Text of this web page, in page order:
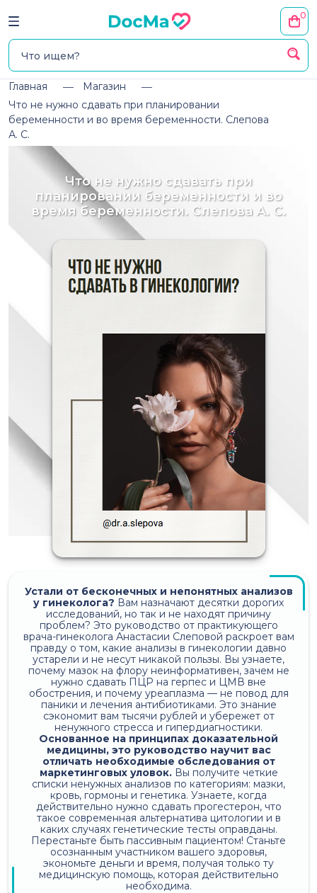
0
Главная
Магазин
Что не нужно сдавать при планировании
беременности и во время беременности. Слепова
А. С.
Что не нужно сдавать при
планировании беременности и во
время беременности. Слепова А. С.
Устали от бесконечных и непонятных анализов
у гинеколога? Вам назначают десятки дорогих
исследований, но так и не находят причину
проблем? Это руководство от практикующего
врача-гинеколога Анастасии Слеповой раскроет вам
правду о том, какие анализы в гинекологии давно
устарели и не несут никакой пользы. Вы узнаете,
почему мазок на флору неинформативен, зачем не
нужно сдавать ПЦР на герпес и ЦМВ вне
обострения, и почему уреаплазма — не повод для
паники и лечения антибиотиками. Это знание
сэкономит вам тысячи рублей и убережет от
ненужного стресса и гипердиагностики.
Основанное на принципах доказательной
медицины, это руководство научит вас
отличать необходимые обследования от
маркетинговых уловок.Вы получите четкие
списки ненужных анализов по категориям: мазки,
кровь, гормоны и генетика. Узнаете, когда
действительно нужно сдавать прогестерон, что
такое современная альтернатива цитологии и в
каких случаях генетические тесты оправданы.
Перестаньте быть пассивным пациентом! Станьте
осознанным участником вашего здоровья,
экономьте деньги и время, получая только ту
медицинскую помощь, которая действительно
необходима.